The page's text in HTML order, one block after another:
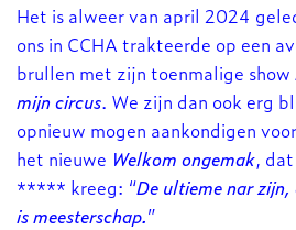
Het is alweer van april 2024
ons in CCHA trakteerde op een
brullen met zijn toenmalige show
mijn circus. We zijn dan ook erg
opnieuw mogen aankondigen
het nieuwe Welkom ongemak,
***** kreeg: “De ultieme nar
is meesterschap.”